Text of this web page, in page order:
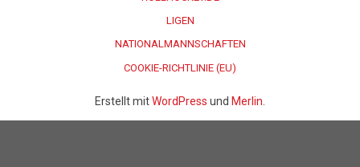
LIGEN
NATIONALMANNSCHAFTEN
COOKIE-RICHTLINIE (EU)
Erstellt mitWordPress und Merlin